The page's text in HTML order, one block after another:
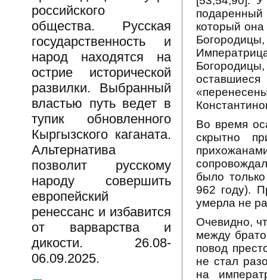
российского
общества. Русская
государственность и
народ находятся на
острие исторической
развилки. Выбранный
властью путь ведет в
тупик обновленного
Кыргызского каганата.
Альтернатива
позволит русскому
народу совершить
европейский
ренессанс и избавится
от варварства и
дикости. 26.08-
06.09.2025.
который
Во время
скрытно
было
962 году).
умерла не
Очевидно,
между
повод
не стал
на